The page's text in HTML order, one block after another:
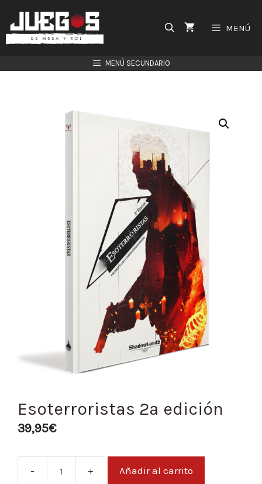
contenido
MENÚ
MENÚ SECUNDARIO
Esoterroristas 2ª edición
39,95€
Esoterroristas
Añadir al carrito